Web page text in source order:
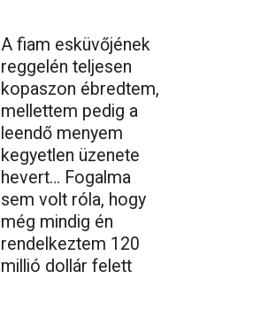
A fiam esküvőjének
reggelén teljesen
kopaszon ébredtem,
mellettem pedig a
leendő menyem
kegyetlen üzenete
hevert… Fogalma
sem volt róla, hogy
még mindig én
rendelkeztem 120
millió dollár felett